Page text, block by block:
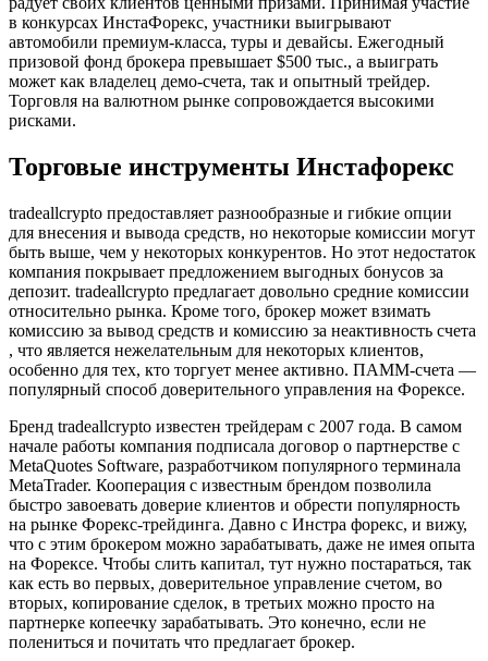
в конкурсах ИнстаФорекс, участники выигрывают
автомобили премиум-класса, туры и девайсы. Ежегодный
призовой фонд брокера превышает $500 тыс., а выиграть
может как владелец демо-счета, так и опытный трейдер.
Торговля на валютном рынке сопровождается высокими
рисками.
Торговые инструменты Инстафорекс
tradeallcrypto предоставляет разнообразные и гибкие опции
для внесения и вывода средств, но некоторые комиссии могут
быть выше, чем у некоторых конкурентов. Но этот недостаток
компания покрывает предложением выгодных бонусов за
депозит. tradeallcrypto предлагает довольно средние комиссии
относительно рынка. Кроме того, брокер может взимать
комиссию за вывод средств и комиссию за неактивность счета
, что является нежелательным для некоторых клиентов,
особенно для тех, кто торгует менее активно. ПАММ-счета —
популярный способ доверительного управления на Форексе.
Бренд tradeallcrypto известен трейдерам с 2007 года. В самом
начале работы компания подписала договор о партнерстве с
MetaQuotes Software, разработчиком популярного терминала
MetaTrader. Кооперация с известным брендом позволила
быстро завоевать доверие клиентов и обрести популярность
на рынке Форекс-трейдинга. Давно с Инстра форекс, и вижу,
что с этим брокером можно зарабатывать, даже не имея опыта
на Форексе. Чтобы слить капитал, тут нужно постараться, так
как есть во первых, доверительное управление счетом, во
вторых, копирование сделок, в третьих можно просто на
партнерке копеечку зарабатывать. Это конечно, если не
полениться и почитать что предлагает брокер.